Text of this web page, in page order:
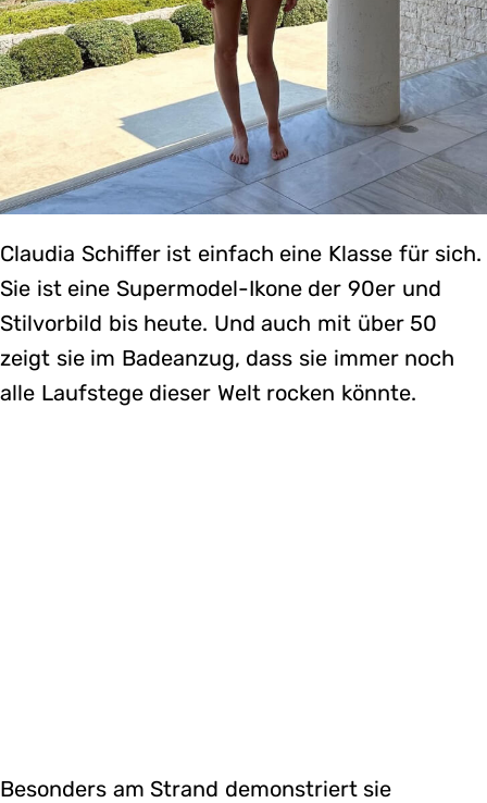
Claudia Schiffer ist einfach eine Klasse für sich.
Sie ist eine Supermodel-Ikone der 90er und
Stilvorbild bis heute. Und auch mit über 50
zeigt sie im Badeanzug, dass sie immer noch
alle Laufstege dieser Welt rocken könnte.
Besonders am Strand demonstriert sie